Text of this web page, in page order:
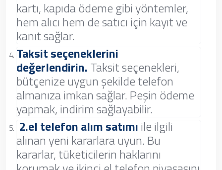
kartı, kapıda ödeme gibi yöntemler,
hem alıcı hem de satıcı için kayıt ve
kanıt sağlar.
Taksit seçeneklerini
değerlendirin.Taksit seçenekleri,
bütçenize uygun şekilde telefon
almanıza imkan sağlar. Peşin ödeme
yapmak, indirim sağlayabilir.
2.el telefon alım satımıile ilgili
alınan yeni kararlara uyun. Bu
kararlar, tüketicilerin haklarını